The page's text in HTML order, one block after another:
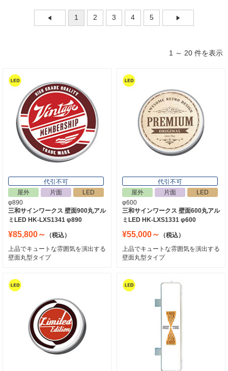
1 2 3 4 5
1 ～ 20 件を表示
代引不可
屋外
片面
LED
φ890
三和サインワークス 壁面900丸アル
ミLED HK-LXS1341 φ890
¥85,800～
（税込）
上品でキュートな雰囲気を演出する
壁面丸型タイプ
代引不可
屋外
片面
LED
φ600
三和サインワークス 壁面600丸アル
ミLED HK-LXS1331 φ600
¥55,000～
（税込）
上品でキュートな雰囲気を演出する
壁面丸型タイプ